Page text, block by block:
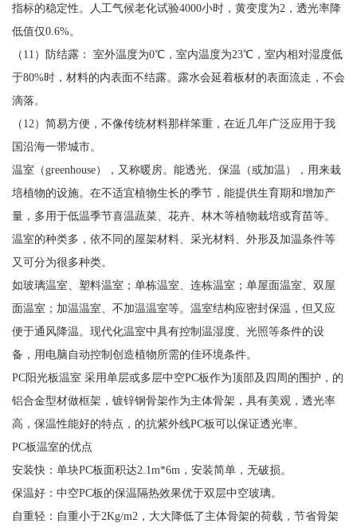
指标的稳定性。人工气候老化试验4000小时，黄变度为2，透光率降
低值仅0.6%。
（11）防结露： 室外温度为0℃，室内温度为23℃，室内相对湿度低
于80%时，材料的内表面不结露。露水会延着板材的表面流走，不会
滴落。
（12）简易方便，不像传统材料那样笨重，在近几年广泛应用于我
国沿海一带城市。
温室（greenhouse），又称暖房。能透光、保温（或加温），用来栽
培植物的设施。在不适宜植物生长的季节，能提供生育期和增加产
量，多用于低温季节喜温蔬菜、花卉、林木等植物栽培或育苗等。
温室的种类多，依不同的屋架材料、采光材料、外形及加温条件等
又可分为很多种类。
如玻璃温室、塑料温室；单栋温室、连栋温室；单屋面温室、双屋
面温室；加温温室、不加温温室等。温室结构应密封保温，但又应
便于通风降温。现代化温室中具有控制温湿度、光照等条件的设
备，用电脑自动控制创造植物所需的佳环境条件。
PC阳光板温室 采用单层或多层中空PC板作为顶部及四周的围护，的
铝合金型材做框架，镀锌钢骨架作为主体骨架，具有美观，透光率
高，保温性能好的特点，的抗紫外线PC板可以保证透光率。
PC板温室的优点
安装快：单块PC板面积达2.1m*6m，安装简单，无破损。
保温好：中空PC板的保温隔热效果优于双层中空玻璃。
自重轻：自重小于2Kg/m2，大大降低了主体骨架的荷载，节省骨架